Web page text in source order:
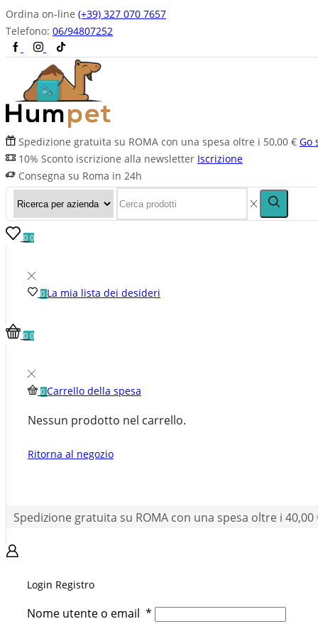
Ordina on-line (+39) 327 070 7657
Telefono: 06/94807252
Spedizione gratuita su ROMA con una spesa oltre i 50,00 € Go
10% Sconto iscrizione alla newsletter Iscrizione
Consegna su Roma in 24h
0 0
0 La mia lista dei desideri
0 0
0 Carrello della spesa
Nessun prodotto nel carrello.
Ritorna al negozio
Spedizione gratuita su ROMA con una spesa oltre i 40,00
Login Registro
Nome utente o email *